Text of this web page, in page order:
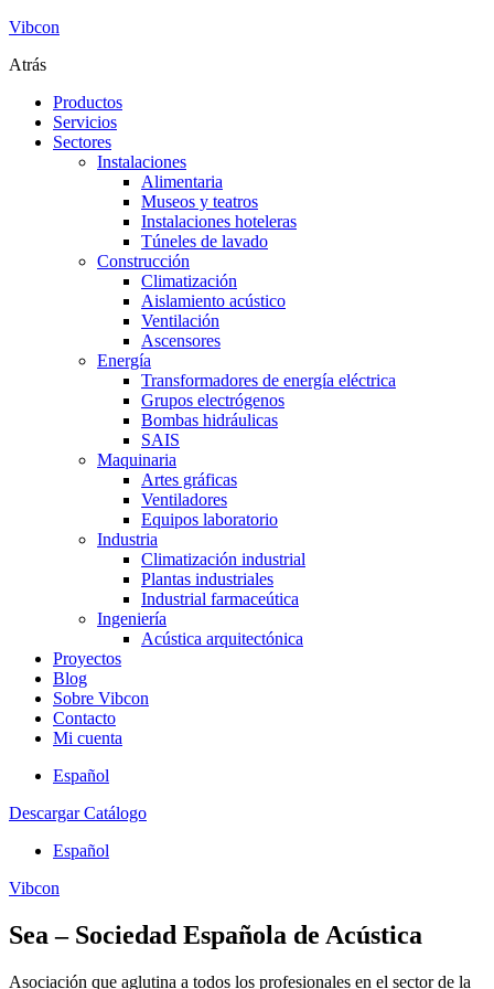
Vibcon
Atrás
Productos
Servicios
Sectores
Instalaciones
Alimentaria
Museos y teatros
Instalaciones hoteleras
Túneles de lavado
Construcción
Climatización
Aislamiento acústico
Ventilación
Ascensores
Energía
Transformadores de energía eléctrica
Grupos electrógenos
Bombas hidráulicas
SAIS
Maquinaria
Artes gráficas
Ventiladores
Equipos laboratorio
Industria
Climatización industrial
Plantas industriales
Industrial farmaceútica
Ingeniería
Acústica arquitectónica
Proyectos
Blog
Sobre Vibcon
Contacto
Mi cuenta
Español
Descargar Catálogo
Español
Vibcon
Sea – Sociedad Española de Acústica
Asociación que aglutina a todos los profesionales en el sector de la